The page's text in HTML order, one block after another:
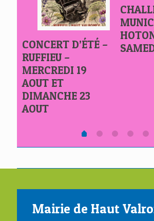
CONCERT D’ÉTÉ –
RUFFIEU –
MERCREDI 19
AOUT ET
DIMANCHE 23
AOUT
Mairie de Haut